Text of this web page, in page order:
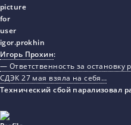
Игорь Прохин:
— Ответственность за остановку
СДЭК 27 мая взяла на себя…
Технический сбой парализовал